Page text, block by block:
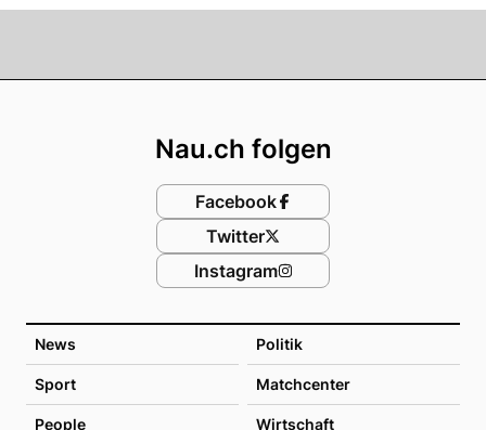
News Politik
Sport Matchcenter
People Wirtschaft
Nau.ch folgen
Facebook
Twitter
Instagram